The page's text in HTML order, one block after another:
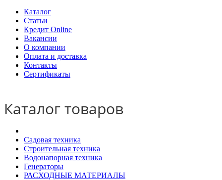
Каталог
Статьи
Кредит Online
Вакансии
О компании
Оплата и доставка
Контакты
Сертификаты
Каталог товаров
Садовая техника
Строительная техника
Водонапорная техника
Генераторы
РАСХОДНЫЕ МАТЕРИАЛЫ